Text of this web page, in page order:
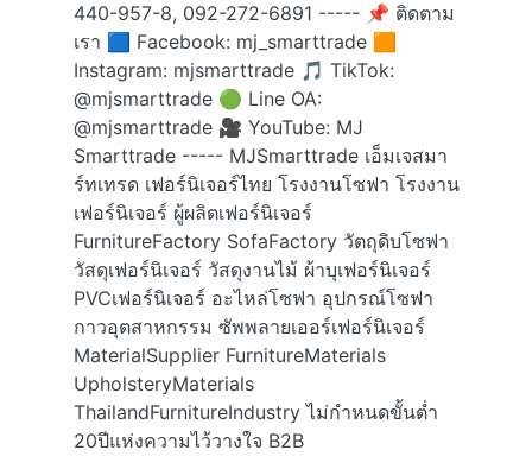
440-957-8, 092-272-6891 ----- 📌 ติดตาม
เรา 🟦 Facebook: mj_smarttrade 🟧
Instagram: mjsmarttrade 🎵 TikTok:
@mjsmarttrade 🟢 Line OA:
@mjsmarttrade 🎥 YouTube: MJ
Smarttrade ----- MJSmarttrade เอ็มเจสมา
ร์ทเทรด เฟอร์นิเจอร์ไทย โรงงานโซฟา โรงงาน
เฟอร์นิเจอร์ ผู้ผลิตเฟอร์นิเจอร์
FurnitureFactory SofaFactory วัตถุดิบโซฟา
วัสดุเฟอร์นิเจอร์ วัสดุงานไม้ ผ้าบุเฟอร์นิเจอร์
PVCเฟอร์นิเจอร์ อะไหล่โซฟา อุปกรณ์โซฟา
กาวอุตสาหกรรม ซัพพลายเออร์เฟอร์นิเจอร์
MaterialSupplier FurnitureMaterials
UpholsteryMaterials
ThailandFurnitureIndustry ไม่กำหนดขั้นต่ำ
20ปีแห่งความไว้วางใจ B2B